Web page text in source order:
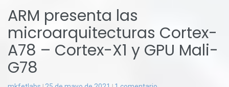
ARM presenta las
microarquitecturas Cortex-
A78 – Cortex-X1 y GPU Mali-
G78